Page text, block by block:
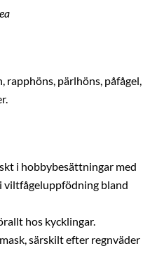
rapphöns, pärlhöns, påfågel,
i hobbybesättningar med
viltfågeluppfödning bland
hos kycklingar.
särskilt efter regnväder